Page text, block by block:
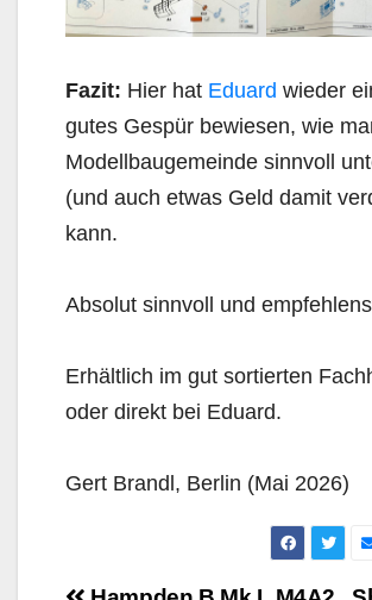
Fazit: Hier hat Eduard wieder
gutes Gespür bewiesen, wie
Modellbaugemeinde sinnvoll
(und auch etwas Geld damit
kann.
Absolut sinnvoll und
Erhältlich im gut sortierten
oder direkt bei Eduard.
Gert Brandl, Berlin (Mai 2026)